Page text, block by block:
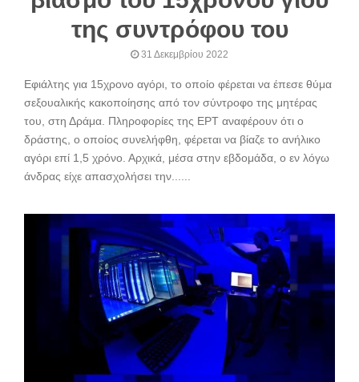
της συντρόφου του
31 Δεκεμβρίου 2022
Εφιάλτης για 15χρονο αγόρι, το οποίο φέρεται να έπεσε θύμα
σεξουαλικής κακοποίησης από τον σύντροφο της μητέρας
του, στη Δράμα. Πληροφορίες της ΕΡΤ αναφέρουν ότι ο
δράστης, ο οποίος συνελήφθη, φέρεται να βίαζε το ανήλικο
αγόρι επί 1,5 χρόνο. Αρχικά, μέσα στην εβδομάδα, ο εν λόγω
άνδρας είχε απασχολήσει την......